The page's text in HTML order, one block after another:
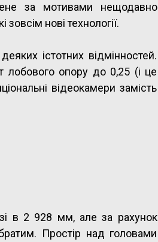
за мотивами нещодавно
нові технології.
істотних відмінностей.
лобового опору до 0,25 (і це
відеокамери замість
в 2 928 мм, але за рахунок
Простір над головами